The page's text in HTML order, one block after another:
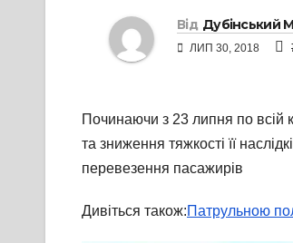
Від Дубінський
ЛИП 30, 2018
Починаючи з 23 липня по всій
та зниження тяжкості її
перевезення пасажирів
Дивіться також:Патрульною